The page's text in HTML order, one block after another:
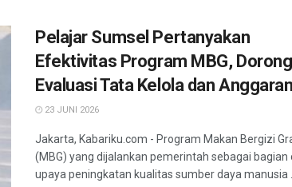
Pelajar Sumsel Pertanyakan
Efektivitas Program MBG, Dorong
Evaluasi Tata Kelola dan Anggaran
23 JUNI 2026
Jakarta, Kabariku.com - Program Makan Bergizi
(MBG) yang dijalankan pemerintah sebagai bagian
upaya peningkatan kualitas sumber daya manusia ...